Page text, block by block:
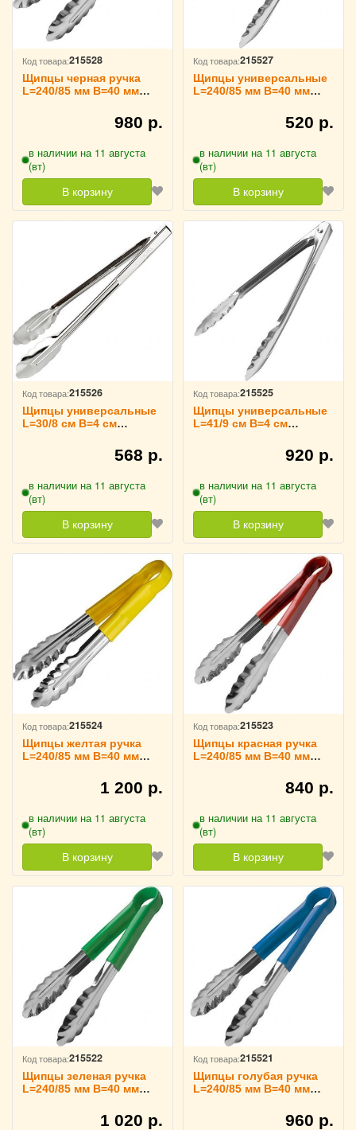
Код товара:215528
Щипцы черная ручка
L=240/85 мм B=40 мм
980 р.
в наличии на 11 августа
(вт)
В корзину
Код товара:215527
Щипцы универсальные
L=240/85 мм B=40 мм
520 р.
в наличии на 11 августа
(вт)
В корзину
Код товара:215526
Щипцы универсальные
L=30/8 см B=4 см
568 р.
в наличии на 11 августа
(вт)
В корзину
Код товара:215525
Щипцы универсальные
L=41/9 см B=4 см
920 р.
в наличии на 11 августа
(вт)
В корзину
Код товара:215524
Щипцы желтая ручка
L=240/85 мм B=40 мм
1 200 р.
в наличии на 11 августа
(вт)
В корзину
Код товара:215523
Щипцы красная ручка
L=240/85 мм B=40 мм
840 р.
в наличии на 11 августа
(вт)
В корзину
Код товара:215522
Щипцы зеленая ручка
L=240/85 мм B=40 мм
1 020 р.
Код товара:215521
Щипцы голубая ручка
L=240/85 мм B=40 мм
960 р.